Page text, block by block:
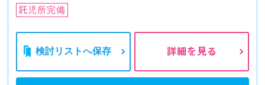
託児所完備
検討リストへ保存 詳細を見る